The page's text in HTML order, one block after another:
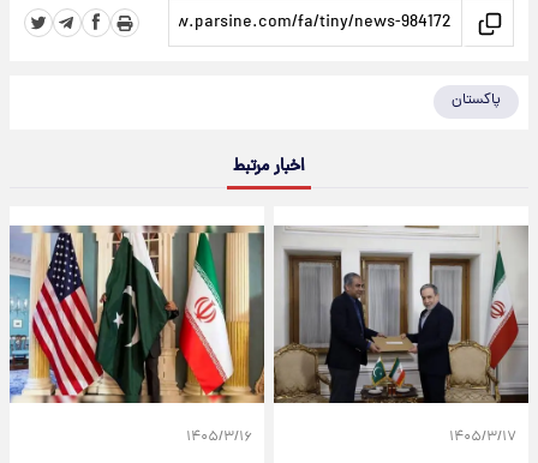
پاکستان
اخبار مرتبط
۱۴۰۵/۳/۱۷ ۱۴۰۵/۳/۱۶